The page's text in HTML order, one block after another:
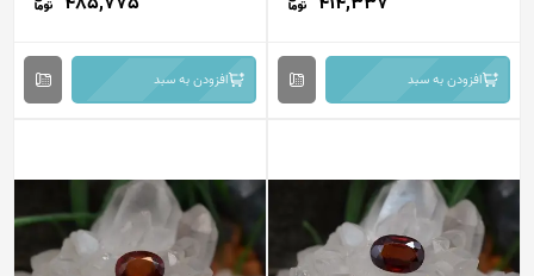
افزودن به سبد افزودن به سبد